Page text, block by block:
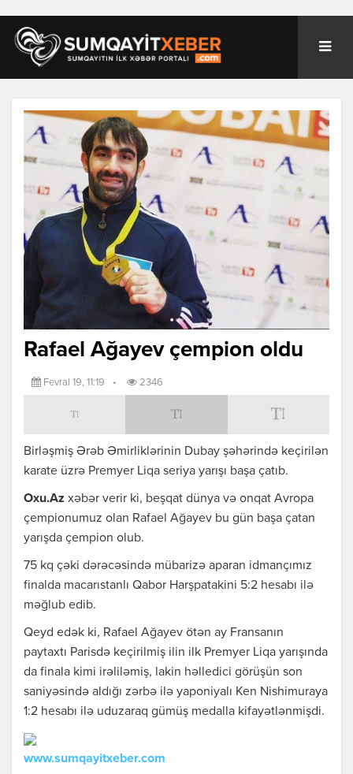
Rafael Ağayev çempion oldu
Fevral 19, 11:19 • 2346
Birləşmiş Ərəb Əmirliklərinin Dubay şəhərində keçirilən
karate üzrə Premyer Liqa seriya yarışı başa çatıb.
Oxu.Az xəbər verir ki, beşqat dünya və onqat Avropa
çempionumuz olan Rafael Ağayev bu gün başa çatan
yarışda çempion olub.
75 kq çəki dərəcəsində mübarizə aparan idmançımız
finalda macarıstanlı Qabor Harşpatakini 5:2 hesabı ilə
məğlub edib.
Qeyd edək ki, Rafael Ağayev ötən ay Fransanın
paytaxtı Parisdə keçirilmiş ilin ilk Premyer Liqa yarışında
da finala kimi irəliləmiş, lakin həlledici görüşün son
saniyəsində aldığı zərbə ilə yaponiyalı Ken Nishimuraya
1:2 hesabı ilə uduzaraq gümüş medalla kifayətlənmişdi.
www.sumqayitxeber.com